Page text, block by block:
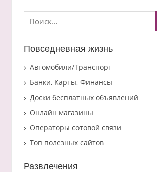
Найти:
Повседневная жизнь
Автомобили/Транспорт
Банки, Карты, Финансы
Доски бесплатных объявлений
Онлайн магазины
Операторы сотовой связи
Топ полезных сайтов
Развлечения